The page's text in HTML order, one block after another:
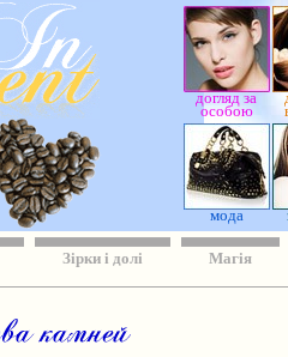
догляд за
особою
мода
Зірки і долі Магія